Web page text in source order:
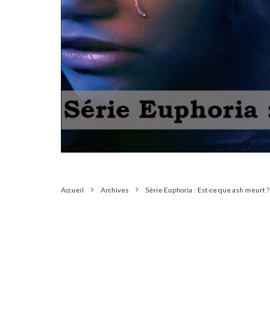
Accueil Archives Série Euphoria : Est-ce que ash meurt ?